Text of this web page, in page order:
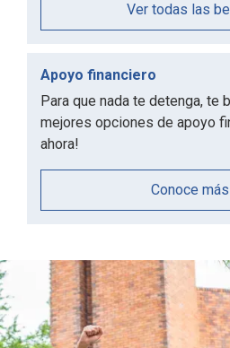
Ver todas las
Apoyo financiero
Para que nada te detenga, te
mejores opciones de apoyo
ahora!
Conoce más